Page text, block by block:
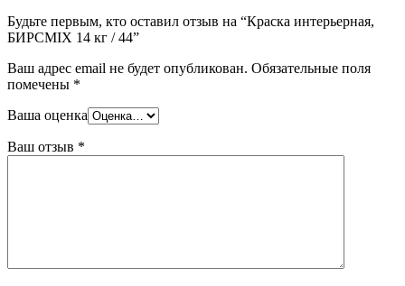
Будьте первым, кто оставил отзыв на “Краска интерьерная,
БИРСMIX 14 кг / 44”
Ваш адрес email не будет опубликован. Обязательные поля
помечены *
Ваша оценка
Ваш отзыв *